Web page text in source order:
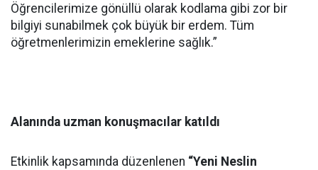
Öğrencilerimize gönüllü olarak kodlama gibi zor bir
bilgiyi sunabilmek çok büyük bir erdem. Tüm
öğretmenlerimizin emeklerine sağlık.”
Alanında uzman konuşmacılar katıldı
Etkinlik kapsamında düzenlenen “Yeni Neslin